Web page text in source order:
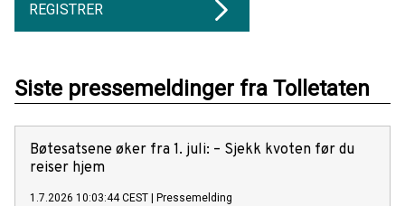
REGISTRER
Siste pressemeldinger fra Tolletaten
Bøtesatsene øker fra 1. juli: – Sjekk kvoten før du
reiser hjem
1.7.2026 10:03:44 CEST Pressemelding